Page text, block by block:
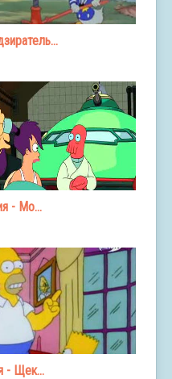
- Мо...
- Щек...